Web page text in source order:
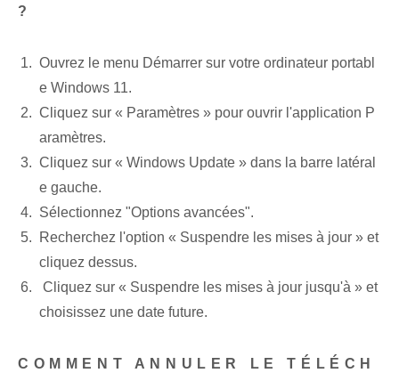
?
Ouvrez le menu Démarrer sur votre ordinateur portabl
e Windows 11.
Cliquez⁤ sur « Paramètres » pour ouvrir l'application P
aramètres.
Cliquez sur « Windows‌ Update » dans la barre latéral
e gauche.
Sélectionnez "Options avancées".
Recherchez l'option « Suspendre les mises à jour » et
cliquez dessus.
⁢ Cliquez⁤ sur « Suspendre les mises à jour jusqu'à » et⁢
choisissez une⁤ date future.​
COMMENT ANNULER LE TÉLÉCH